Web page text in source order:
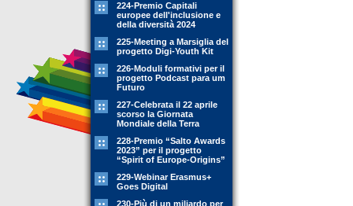
224-Premio Capitali
europee dell'inclusione e
della diversità 2024
225-Meeting a Marsiglia del
progetto Digi-Youth Kit
226-Moduli formativi per il
progetto Podcast para um
Futuro
227-Celebrata il 22 aprile
scorso la Giornata
Mondiale della Terra
228-Premio “Salto Awards
2023” per il progetto
“Spirit of Europe-Origins”
229-Webinar Erasmus+
Goes Digital
230-Più di un miliardo per